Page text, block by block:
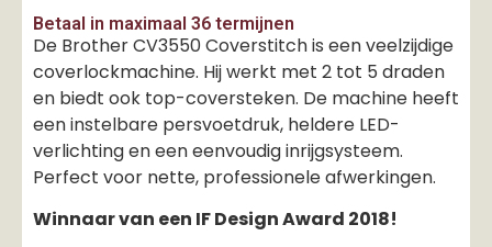
Betaal in maximaal 36 termijnen
De Brother CV3550 Coverstitch is een veelzijdige
coverlockmachine. Hij werkt met 2 tot 5 draden
en biedt ook top-coversteken. De machine heeft
een instelbare persvoetdruk, heldere LED-
verlichting en een eenvoudig inrijgsysteem.
Perfect voor nette, professionele afwerkingen.
Winnaar van een IF Design Award 2018!